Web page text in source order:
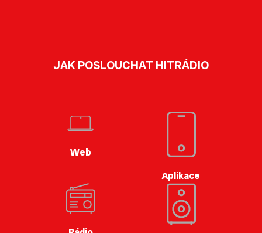
JAK POSLOUCHAT HITRÁDIO
Web
Aplikace